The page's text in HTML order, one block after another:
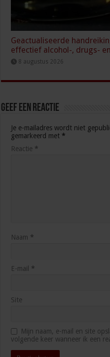
Geactualiseerde
effectief alcohol-, drugs-
8 augustus 2026
Geef een reactie
Je e-mailadres wordt niet
gemarkeerd met *
Reactie *
Naam *
E-mail *
Site
Mijn naam, e-mail en site
volgende keer wanneer ik een